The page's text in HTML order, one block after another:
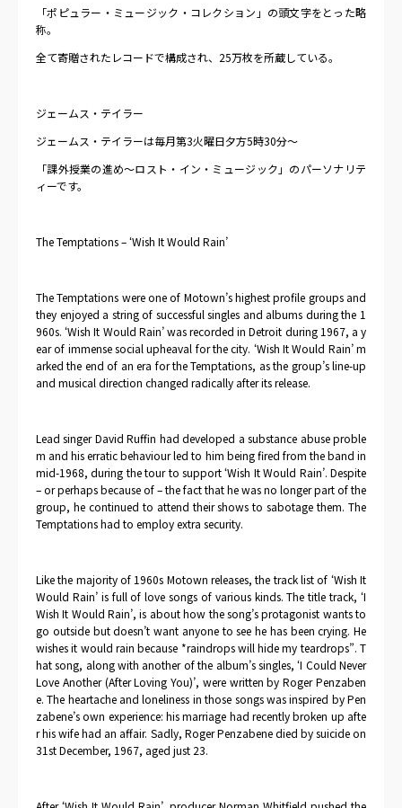
「ポピュラー・ミュージック・コレクション」の頭文字をとった略
称。
全て寄贈されたレコードで構成され、 25万枚を所蔵している。
ジェームス・テイラー
ジェームス・テイラーは毎月第3火曜日夕方5時30分～
「課外授業の進め～ロスト・イン・ミュージック」のパーソナリテ
ィーです。
The Temptations – ‘Wish It Would Rain’
The Temptations were one of Motown’s highest profile groups and
they enjoyed a string of successful singles and albums during the 1
960s. ‘Wish It Would Rain’ was recorded in Detroit during 1967, a y
ear of immense social upheaval for the city. ‘Wish It Would Rain’ m
arked the end of an era for the Temptations, as the group’s line-up
and musical direction changed radically after its release.
Lead singer David Ruffin had developed a substance abuse proble
m and his erratic behaviour led to him being fired from the band in
mid-1968, during the tour to support ‘Wish It Would Rain’. Despite
– or perhaps because of – the fact that he was no longer part of the
group, he continued to attend their shows to sabotage them. The
Temptations had to employ extra security.
Like the majority of 1960s Motown releases, the track list of ‘Wish It
Would Rain’ is full of love songs of various kinds. The title track, ‘I
Wish It Would Rain’, is about how the song’s protagonist wants to
go outside but doesn’t want anyone to see he has been crying. He
wishes it would rain because *raindrops will hide my teardrops”. T
hat song, along with another of the album’s singles, ‘I Could Never
Love Another (After Loving You)’, were written by Roger Penzaben
e. The heartache and loneliness in those songs was inspired by Pen
zabene’s own experience: his marriage had recently broken up afte
r his wife had an affair. Sadly, Roger Penzabene died by suicide on
31stDecember, 1967, aged just 23.